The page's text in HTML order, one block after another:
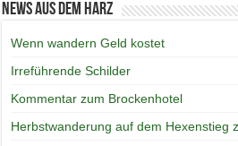
News aus dem Harz
Wenn wandern Geld kostet
Irreführende Schilder
Kommentar zum Brockenhotel
Herbstwanderung auf dem Hexenstieg